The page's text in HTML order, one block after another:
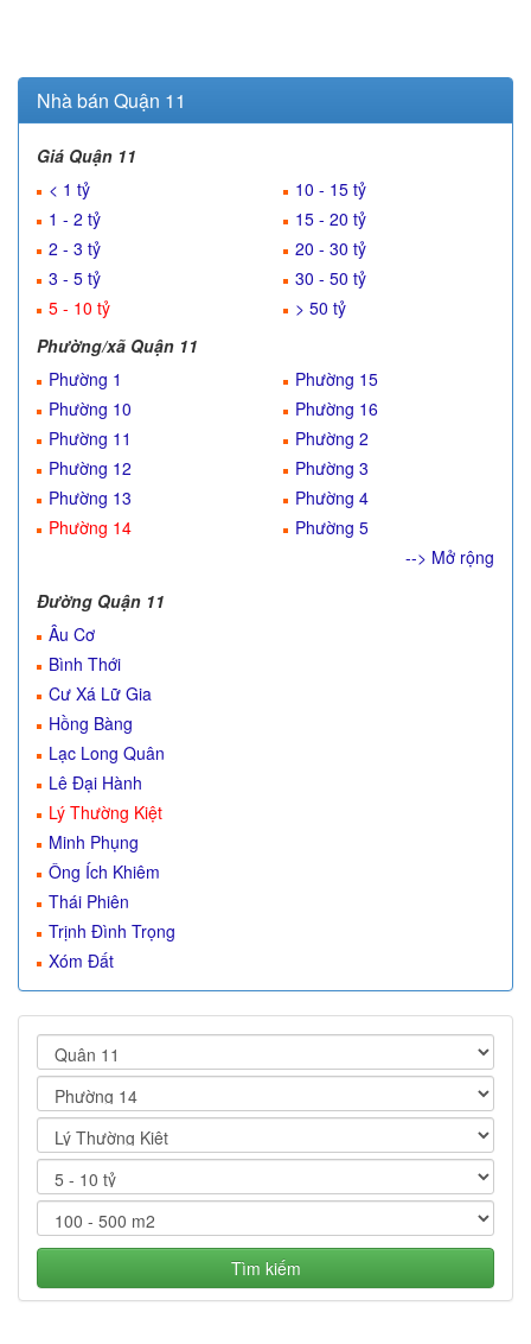
Nhà bán Quận 11
Giá Quận 11
< 1 tỷ
1 - 2 tỷ
2 - 3 tỷ
3 - 5 tỷ
5 - 10 tỷ
10 - 15 tỷ
15 - 20 tỷ
20 - 30 tỷ
30 - 50 tỷ
> 50 tỷ
Phường/xã Quận 11
Phường 1
Phường 10
Phường 11
Phường 12
Phường 13
Phường 14
Phường 15
Phường 16
Phường 2
Phường 3
Phường 4
Phường 5
--> Mở rộng
Đường Quận 11
Âu Cơ
Bình Thới
Cư Xá Lữ Gia
Hồng Bàng
Lạc Long Quân
Lê Đại Hành
Lý Thường Kiệt
Minh Phụng
Ông Ích Khiêm
Thái Phiên
Trịnh Đình Trọng
Xóm Đất
Tìm kiếm